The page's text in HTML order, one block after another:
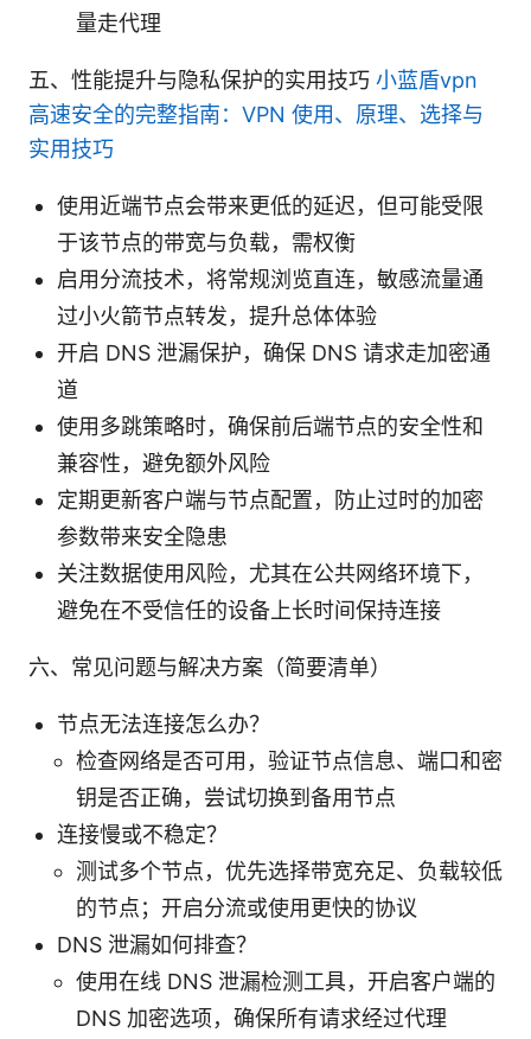
量走代理
五、性能提升与隐私保护的实用技巧 小蓝盾vpn
高速安全的完整指南：VPN 使用、原理、选择与
实用技巧
使用近端节点会带来更低的延迟，但可能受限
于该节点的带宽与负载，需权衡
启用分流技术，将常规浏览直连，敏感流量通
过小火箭节点转发，提升总体体验
开启 DNS 泄漏保护，确保 DNS 请求走加密通
道
使用多跳策略时，确保前后端节点的安全性和
兼容性，避免额外风险
定期更新客户端与节点配置，防止过时的加密
参数带来安全隐患
关注数据使用风险，尤其在公共网络环境下，
避免在不受信任的设备上长时间保持连接
六、常见问题与解决方案（简要清单）
节点无法连接怎么办？
检查网络是否可用，验证节点信息、端口和密
钥是否正确，尝试切换到备用节点
连接慢或不稳定？
测试多个节点，优先选择带宽充足、负载较低
的节点；开启分流或使用更快的协议
DNS 泄漏如何排查？
使用在线 DNS 泄漏检测工具，开启客户端的
DNS 加密选项，确保所有请求经过代理